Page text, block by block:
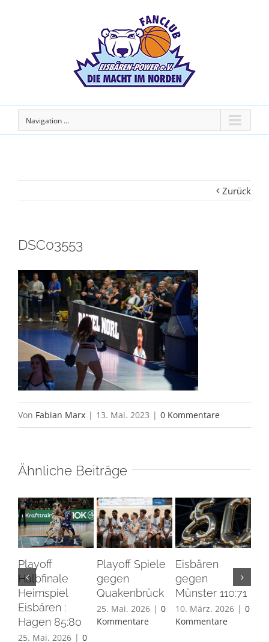
Navigation ...
Zurück
DSC03553
Von Fabian Marx | 13. Mai. 2023 | 0 Kommentare
Ähnliche Beiträge
Playoff
Halbfinale
Heimspiel
Eisbären :
Hagen 85:80
25. Mai. 2026 | 0
Playoff Spiele
gegen
Quakenbrück
25. Mai. 2026 | 0
Kommentare
Eisbären
gegen
Münster 110:71
10. März. 2026 | 0
Kommentare